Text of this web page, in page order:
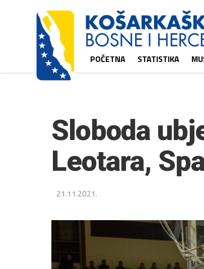
POČETNA STATISTIKA
Sloboda
Leotara,
21.11.2021.